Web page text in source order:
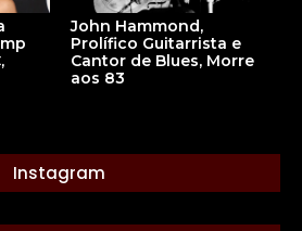
John Hammond,
Prolífico Guitarrista e
Cantor de Blues, Morre
aos 83
Instagram